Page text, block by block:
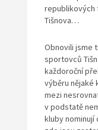
republikových
Tišnova…
Obnovili jsme
sportovců
každoroční
výběru nějaké
mezi
v podstatě
kluby